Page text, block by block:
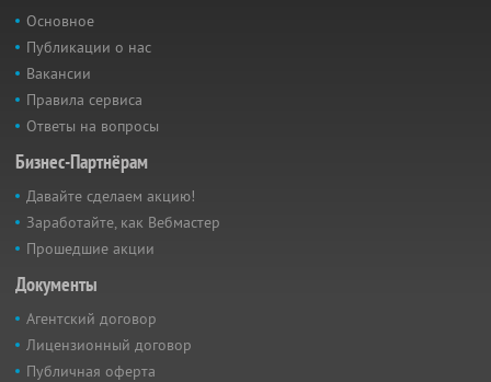
Основное
Публикации о нас
Вакансии
Правила сервиса
Ответы на вопросы
Бизнес-Партнёрам
Давайте сделаем акцию!
Заработайте, как Вебмастер
Прошедшие акции
Документы
Агентский договор
Лицензионный договор
Публичная оферта